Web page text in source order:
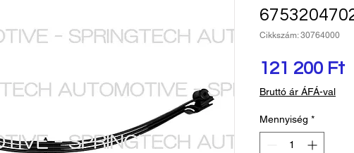
Cikkszám: 30764000
121 200 FtÁr
Bruttó ár ÁFÁ-val
Mennyiség *